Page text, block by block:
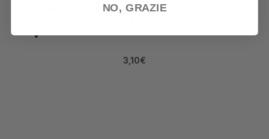
MADEIRA – Overlock – Aerofil – No. 35 – 9135-
3,10€
NO, GRAZIE